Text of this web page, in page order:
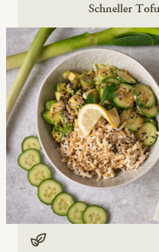
Schneller
Vegan